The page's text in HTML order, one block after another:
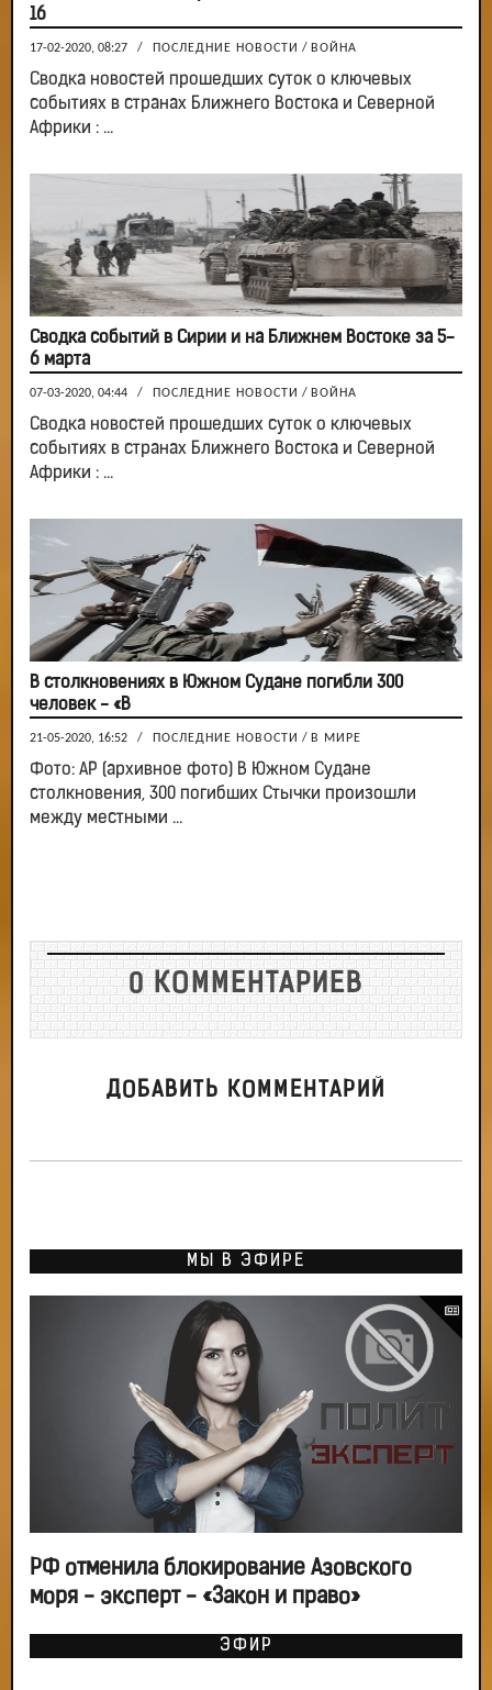
16
17-02-2020, 08:27 / ПОСЛЕДНИЕ НОВОСТИ / ВОЙНА
Сводка новостей прошедших суток о ключевых
событиях в странах Ближнего Востока и Северной
Африки : ...
Сводка событий в Сирии и на Ближнем Востоке за 5-
6 марта
07-03-2020, 04:44 / ПОСЛЕДНИЕ НОВОСТИ / ВОЙНА
Сводка новостей прошедших суток о ключевых
событиях в странах Ближнего Востока и Северной
Африки : ...
В столкновениях в Южном Судане погибли 300
человек - «В
21-05-2020, 16:52 / ПОСЛЕДНИЕ НОВОСТИ / В МИРЕ
Фото: AP (архивное фото) В Южном Судане
столкновения, 300 погибших Стычки произошли
между местными ...
0 КОММЕНТАРИЕВ
ДОБАВИТЬ КОММЕНТАРИЙ
МЫ В ЭФИРЕ
РФ отменила блокирование Азовского
моря - эксперт - «Закон и право»
ЭФИР